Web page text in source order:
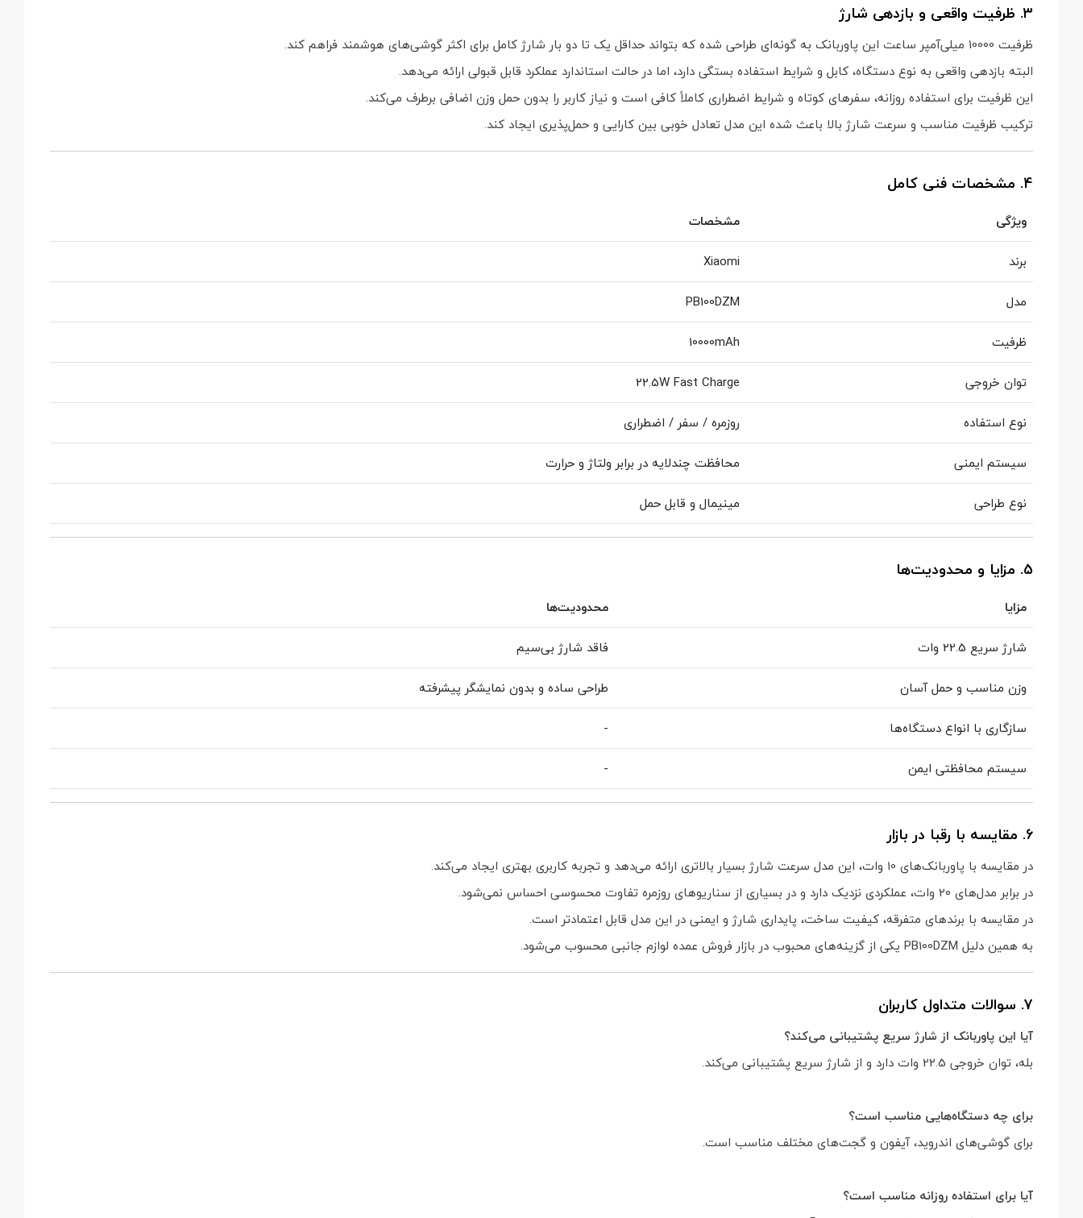
3. ظرفیت واقعی و بازدهی شارژ
ظرفیت 10000 میلی‌آمپر ساعت این پاوربانک به گونه‌ای طراحی شده که بتواند حداقل یک تا دو بار شارژ کامل برای اکثر گوشی‌های هوشمند فراهم کند.
البته بازدهی واقعی به نوع دستگاه، کابل و شرایط استفاده بستگی دارد، اما در حالت استاندارد عملکرد قابل قبولی ارائه می‌دهد.
این ظرفیت برای استفاده روزانه، سفرهای کوتاه و شرایط اضطراری کاملاً کافی است و نیاز کاربر را بدون حمل وزن اضافی برطرف می‌کند.
ترکیب ظرفیت مناسب و سرعت شارژ بالا باعث شده این مدل تعادل خوبی بین کارایی و حمل‌پذیری ایجاد کند.
4. مشخصات فنی کامل
ویژگی
مشخصات
برند
Xiaomi
مدل
PB100DZM
ظرفیت
10000mAh
توان خروجی
22.5W Fast Charge
نوع استفاده
روزمره / سفر / اضطراری
سیستم ایمنی
محافظت چندلایه در برابر ولتاژ و حرارت
نوع طراحی
مینیمال و قابل حمل
5. مزایا و محدودیت‌ها
مزایا
محدودیت‌ها
شارژ سریع 22.5 وات
فاقد شارژ بی‌سیم
وزن مناسب و حمل آسان
طراحی ساده و بدون نمایشگر پیشرفته
سازگاری با انواع دستگاه‌ها
-
سیستم محافظتی ایمن
-
6. مقایسه با رقبا در بازار
در مقایسه با پاوربانک‌های 10 وات، این مدل سرعت شارژ بسیار بالاتری ارائه می‌دهد و تجربه کاربری بهتری ایجاد می‌کند.
در برابر مدل‌های 20 وات، عملکردی نزدیک دارد و در بسیاری از سناریوهای روزمره تفاوت محسوسی احساس نمی‌شود.
در مقایسه با برندهای متفرقه، کیفیت ساخت، پایداری شارژ و ایمنی در این مدل قابل اعتمادتر است.
به همین دلیل PB100DZM یکی از گزینه‌های محبوب در بازار فروش عمده لوازم جانبی محسوب می‌شود.
7. سوالات متداول کاربران
آیا این پاوربانک از شارژ سریع پشتیبانی می‌کند؟
بله، توان خروجی 22.5 وات دارد و از شارژ سریع پشتیبانی می‌کند.
برای چه دستگاه‌هایی مناسب است؟
برای گوشی‌های اندروید، آیفون و گجت‌های مختلف مناسب است.
آیا برای استفاده روزانه مناسب است؟